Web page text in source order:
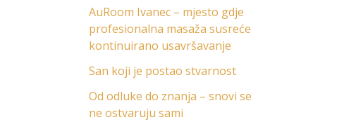
AuRoom Ivanec – mjesto gdje
profesionalna masaža susreće
kontinuirano usavršavanje
San koji je postao stvarnost
Od odluke do znanja – snovi se
ne ostvaruju sami